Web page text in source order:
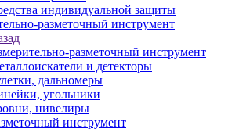
индивидуальной защиты
разметочный инструмент
разметочный инструмент
и детекторы
дальномеры
угольники
нивелиры
инструмент